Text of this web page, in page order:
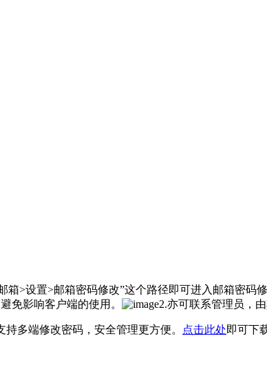
箱>设置>邮箱密码修改”这个路径即可进入邮箱密
免影响客户端的使用。
2.亦可联系管理员，
多端修改密码，安全管理更方便。 点击此处即可下